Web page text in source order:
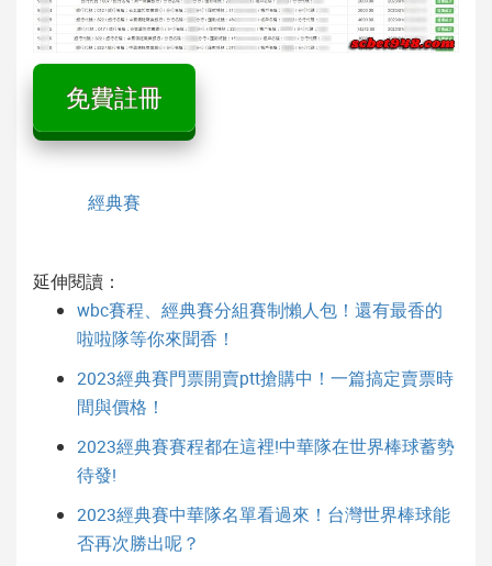
免費註冊
經典賽
延伸閱讀：
wbc賽程、經典賽分組賽制懶人包！還有最香的
啦啦隊等你來聞香！
2023經典賽門票開賣ptt搶購中！一篇搞定賣票時
間與價格！
2023經典賽賽程都在這裡!中華隊在世界棒球蓄勢
待發!
2023經典賽中華隊名單看過來！台灣世界棒球能
否再次勝出呢？